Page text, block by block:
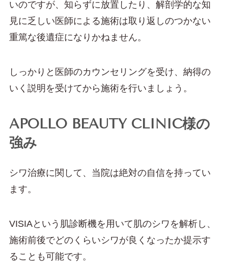
いのですが、知らずに放置したり、解剖学的な知
見に乏しい医師による施術は取り返しのつかない
重篤な後遺症になりかねません。
しっかりと医師のカウンセリングを受け、納得の
いく説明を受けてから施術を行いましょう。
APOLLO BEAUTY CLINIC様の
強み
シワ治療に関して、当院は絶対の自信を持ってい
ます。
VISIAという肌診断機を用いて肌のシワを解析し、
施術前後でどのくらいシワが良くなったか提示す
ることも可能です。